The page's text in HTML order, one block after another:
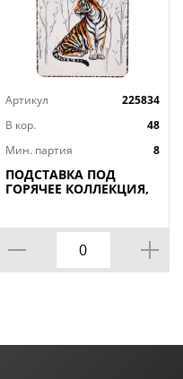
Артикул
225834
В кор.
48
Мин. партия
8
ПОДСТАВКА ПОД
ГОРЯЧЕЕ КОЛЛЕКЦИЯ,